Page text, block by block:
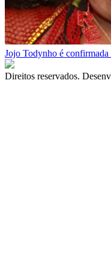
Jojo Todynho é
Direitos reservados.